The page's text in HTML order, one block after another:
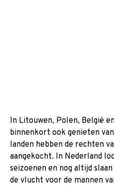
In Litouwen, Polen, België
binnenkort ook genieten van
landen hebben de rechten
aangekocht. In Nederland
seizoenen en nog altijd
de vlucht voor de mannen